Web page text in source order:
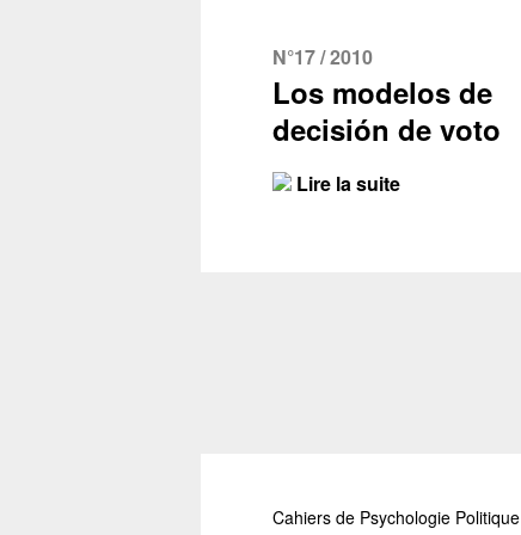
N°17 / 2010
Los modelos de
decisión de voto
Lire la suite
Cahiers de Psychologie Politique